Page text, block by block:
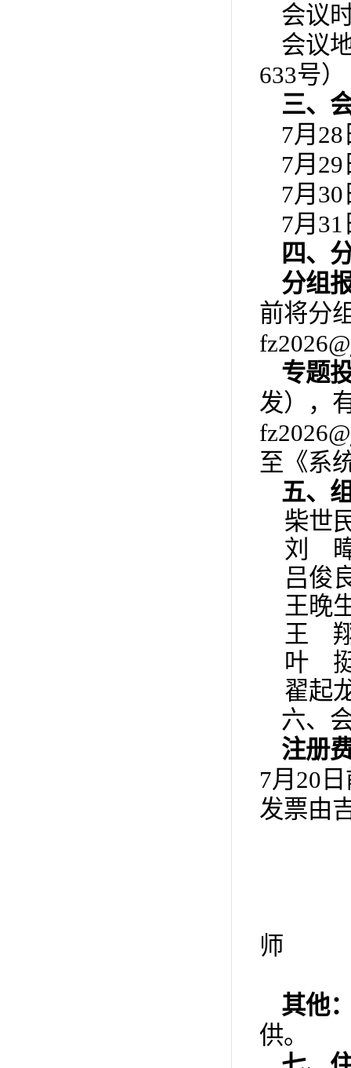
会议
会议
633号）
三、
7月
7月
7月
7月
四、
分组
前将分
专题
发），
至《系
五、
柴世
刘
吕俊
王晚
王
叶
翟起
六、
注册
7月20
发票由
其他
供。